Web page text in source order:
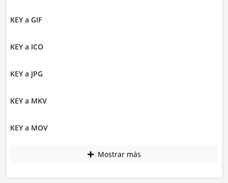
KEY a GIF
KEY a ICO
KEY a JPG
KEY a MKV
KEY a MOV
Mostrar más